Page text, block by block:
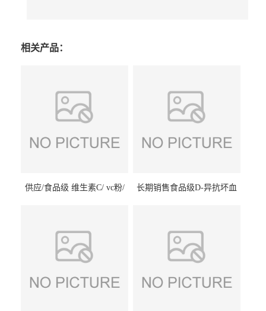
相关产品：
供应/食品级 维生素C/ vc粉/
长期销售食品级D-异抗坏血